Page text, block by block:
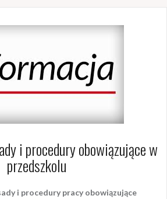
i procedury obowiązujące w
przedszkolu
i procedury pracy obowiązujące